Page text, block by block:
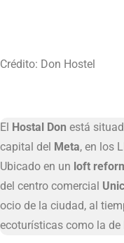
Crédito: Don Hostel
El Hostal Don está
capital del Meta, en los
Ubicado en un loft
del centro comercial
ocio de la ciudad, al
ecoturísticas como la de